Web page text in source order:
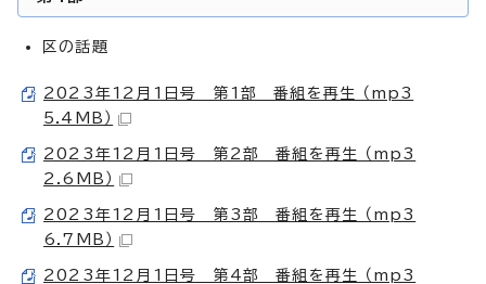
区の話題
2023年12月1日号 第1部 番組を再生 （mp3
5.4MB）
2023年12月1日号 第2部 番組を再生 （mp3
2.6MB）
2023年12月1日号 第3部 番組を再生 （mp3
6.7MB）
2023年12月1日号 第4部 番組を再生 （mp3